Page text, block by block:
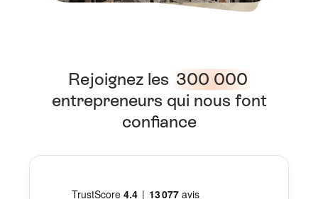
Rejoignez les 300 000
entrepreneurs qui nous font
confiance